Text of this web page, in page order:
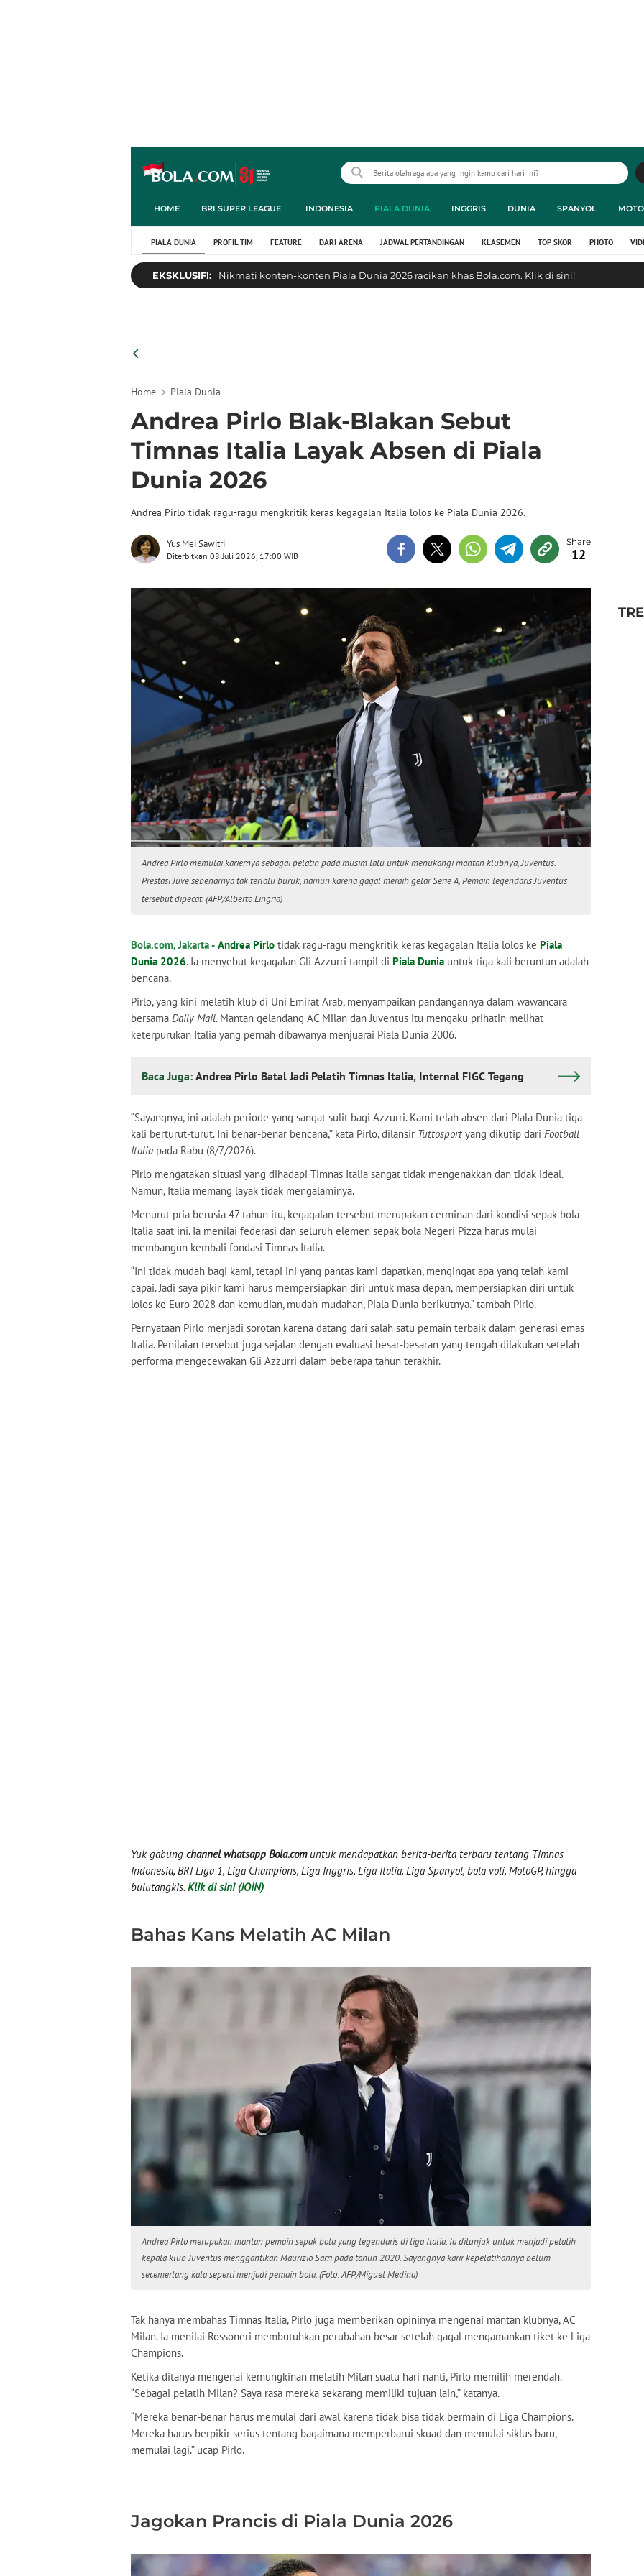
HOME BRI SUPER LEAGUE INDONESIA PIALA DUNIA INGGRIS DUNIA SPANYOL
PIALA DUNIA PROFIL TIM FEATURE DARI ARENA JADWAL PERTANDINGAN KLASEMEN TOP SKOR PHOTO
EKSKLUSIF!: Nikmati konten-konten Piala Dunia 2026 racikan khas Bola.com. Klik di sini!
Home Piala Dunia
Andrea Pirlo Blak-Blakan Sebut
Timnas Italia Layak Absen di Piala
Dunia 2026
Andrea Pirlo tidak ragu-ragu mengkritik keras kegagalan Italia lolos ke Piala Dunia 2026.
Yus Mei Sawitri
Diterbitkan 08 Juli 2026, 17:00 WIB 12
Andrea Pirlo memulai kariernya sebagai pelatih pada musim lalu untuk menukangi mantan klubnya, Juventus.
Prestasi Juve sebenarnya tak terlalu buruk, namun karena gagal meraih gelar Serie A, Pemain legendaris Juventus
tersebut dipecat. (AFP/Alberto Lingria)
Bola.com, Jakarta - Andrea Pirlo tidak ragu-ragu mengkritik keras kegagalan Italia lolos ke Piala
Dunia 2026. Ia menyebut kegagalan Gli Azzurri tampil di Piala Dunia untuk tiga kali beruntun adalah
bencana.
Pirlo, yang kini melatih klub di Uni Emirat Arab, menyampaikan pandangannya dalam wawancara
bersama Daily Mail. Mantan gelandang AC Milan dan Juventus itu mengaku prihatin melihat
keterpurukan Italia yang pernah dibawanya menjuarai Piala Dunia 2006.
Baca Juga: Andrea Pirlo Batal Jadi Pelatih Timnas Italia, Internal FIGC Tegang
“Sayangnya, ini adalah periode yang sangat sulit bagi Azzurri. Kami telah absen dari Piala Dunia tiga
kali berturut-turut. Ini benar-benar bencana,” kata Pirlo, dilansir Tuttosportyang dikutip dari Football
Italia pada Rabu (8/7/2026).
Pirlo mengatakan situasi yang dihadapi Timnas Italia sangat tidak mengenakkan dan tidak ideal.
Namun, Italia memang layak tidak mengalaminya.
Menurut pria berusia 47 tahun itu, kegagalan tersebut merupakan cerminan dari kondisi sepak bola
Italia saat ini. Ia menilai federasi dan seluruh elemen sepak bola Negeri Pizza harus mulai
membangun kembali fondasi Timnas Italia.
“Ini tidak mudah bagi kami, tetapi ini yang pantas kami dapatkan, mengingat apa yang telah kami
capai. Jadi saya pikir kami harus mempersiapkan diri untuk masa depan, mempersiapkan diri untuk
lolos ke Euro 2028 dan kemudian, mudah-mudahan, Piala Dunia berikutnya.” tambah Pirlo.
Pernyataan Pirlo menjadi sorotan karena datang dari salah satu pemain terbaik dalam generasi emas
Italia. Penilaian tersebut juga sejalan dengan evaluasi besar-besaran yang tengah dilakukan setelah
performa mengecewakan Gli Azzurri dalam beberapa tahun terakhir.
Yuk gabung channel whatsapp Bola.comuntuk mendapatkan berita-berita terbaru tentang Timnas
Indonesia, BRI Liga 1, Liga Champions, Liga Inggris, Liga Italia, Liga Spanyol, bola voli, MotoGP, hingga
bulutangkis. Klik di sini (JOIN)
Bahas Kans Melatih AC Milan
Andrea Pirlo merupakan mantan pemain sepak bola yang legendaris di liga Italia. Ia ditunjuk untuk menjadi pelatih
kepala klub Juventus menggantikan Maurizio Sarri pada tahun 2020. Sayangnya karir kepelatihannya belum
secemerlang kala seperti menjadi pemain bola. (Foto: AFP/Miguel Medina)
Tak hanya membahas Timnas Italia, Pirlo juga memberikan opininya mengenai mantan klubnya, AC
Milan. Ia menilai Rossoneri membutuhkan perubahan besar setelah gagal mengamankan tiket ke Liga
Champions.
Ketika ditanya mengenai kemungkinan melatih Milan suatu hari nanti, Pirlo memilih merendah.
“Sebagai pelatih Milan? Saya rasa mereka sekarang memiliki tujuan lain,” katanya.
“Mereka benar-benar harus memulai dari awal karena tidak bisa tidak bermain di Liga Champions.
Mereka harus berpikir serius tentang bagaimana memperbarui skuad dan memulai siklus baru,
memulai lagi.” ucap Pirlo.
Jagokan Prancis di Piala Dunia 2026